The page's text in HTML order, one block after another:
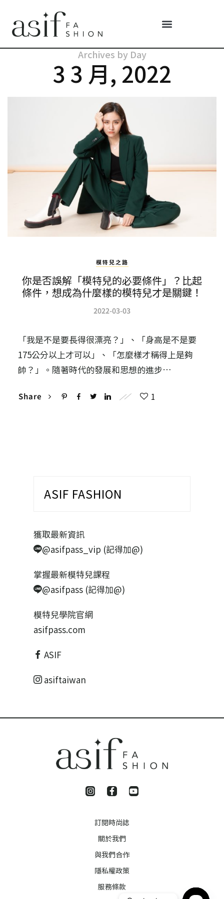
Archives by Day
3 3 月, 2022
模特兒之路
你是否誤解「模特兒的必要條件」？比起
條件，想成為什麼樣的模特兒才是關鍵！
2022-03-03
「我是不是要長得很漂亮？」、「身高是不是要
175公分以上才可以」、「怎麼樣才稱得上是夠
帥？」。隨著時代的發展和思想的進步…
Share 1
ASIF FASHION
獲取最新資訊
@asifpass_vip (記得加@)
掌握最新模特兒課程
@asifpass (記得加@)
模特兒學院官網
asifpass.com
ASIF
asiftaiwan
訂閱時尚誌
關於我們
與我們合作
隱私權政策
服務條款